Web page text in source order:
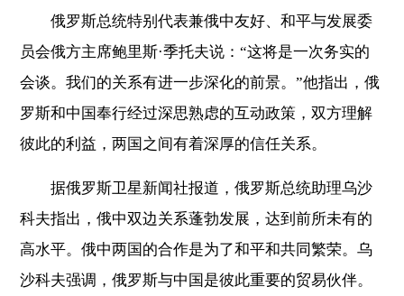
俄罗斯总统特别代表兼俄中友好、和平与发展委
员会俄方主席鲍里斯·季托夫说：“这将是一次务实的
会谈。我们的关系有进一步深化的前景。”他指出，俄
罗斯和中国奉行经过深思熟虑的互动政策，双方理解
彼此的利益，两国之间有着深厚的信任关系。
据俄罗斯卫星新闻社报道，俄罗斯总统助理乌沙
科夫指出，俄中双边关系蓬勃发展，达到前所未有的
高水平。俄中两国的合作是为了和平和共同繁荣。乌
沙科夫强调，俄罗斯与中国是彼此重要的贸易伙伴。